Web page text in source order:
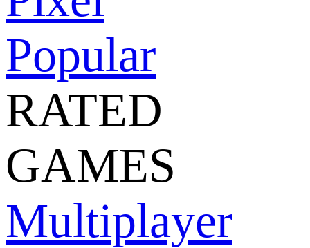
Popular
RATED
GAMES
Multiplayer